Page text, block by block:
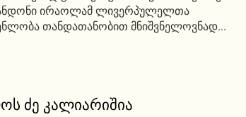
ანდონი ირაოლამ ლივერპულელთა
თანდათანობით მნიშვნელოვნად...
ძე კალიარიშია